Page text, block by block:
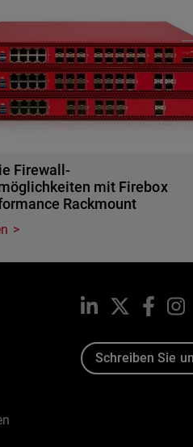
Firewall-
mit Firebox
Rackmount
LinkedIn
Schreiben Sie